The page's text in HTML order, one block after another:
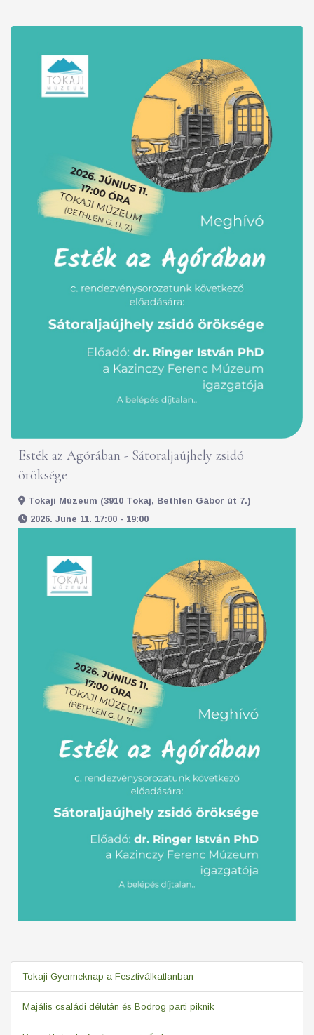
Esték az Agórában - Sátoraljaújhely zsidó
öröksége
Tokaji Múzeum (3910 Tokaj, Bethlen Gábor út 7.)
2026. June 11. 17:00 - 19:00
Tokaji Gyermeknap a Fesztiválkatlanban
Majális családi délután és Bodrog parti piknik